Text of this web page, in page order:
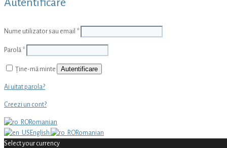
Autentificare
Nume utilizator sau email *
Parolă *
Ține-mă minte Autentificare
Ai uitat parola?
Creezi un cont?
Romanian
English
Romanian
Select your currency